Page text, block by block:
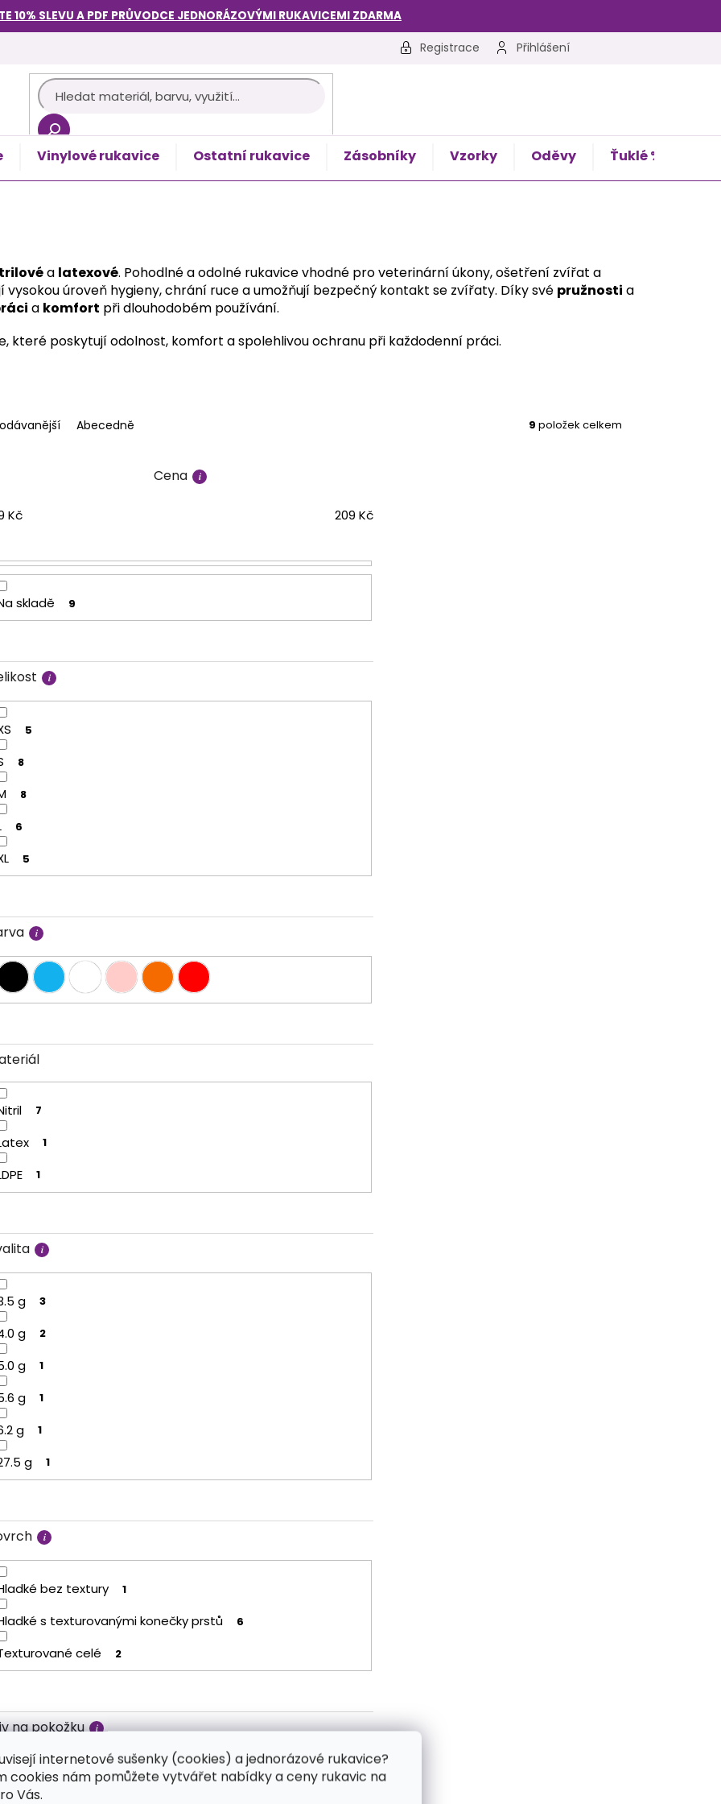
internetové sušenky (cookies) a jednorázové rukavice?
cookies nám pomůžete vytvářet nabídky a ceny rukavic na
Vás.
10% SLEVU A PDF PRŮVODCE JEDNORÁZOVÝMI RUKAVICEMI ZDARMA
Registrace Přihlášení
Vinylové rukavice Ostatní rukavice Zásobníky Vzorky Oděvy Ťuklé %
a latexové. Pohodlné a odolné rukavice vhodné pro veterinární úkony, ošetření zvířat a
vysokou úroveň hygieny, chrání ruce a umožňují bezpečný kontakt se zvířaty. Díky své pružnosti a
a komfort při dlouhodobém používání.
které poskytují odolnost, komfort a spolehlivou ochranu při každodenní práci.
Abecedně 9 položek celkem
Cena
Kč 209 Kč
skladě 9
5
8
8
6
5
7
1
1
g 3
g 2
g 1
g 1
g 1
g 1
bez textury 1
s texturovanými konečky prstů 6
celé 2
na pokožku
7